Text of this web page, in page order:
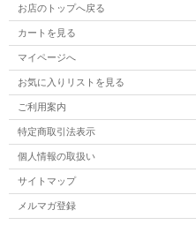
お申し込み完了後、自動返信メ
混雑し自動返信メールがすぐに届
は少しお時間をあけてから自動返
さい。もし自動返信メールが届
確認いただくか、
い合わせください。並木良和オフ
録されている方は、マイページ
お申し込み状況をご確認いただけ
ております。
このメールにお問い合わせいた
めご了承ください。
お店のトップへ戻る
カートを見る
マイページへ
お気に入りリストを見る
ご利用案内
特定商取引法表示
個人情報の取扱い
サイトマップ
メルマガ登録